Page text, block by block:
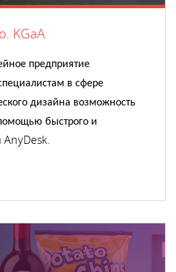
KGaA
предприятие
в сфере
дизайна возможность
быстрого и
AnyDesk.